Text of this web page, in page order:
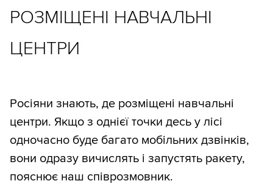
РОЗМІЩЕНІ НАВЧАЛЬНІ
ЦЕНТРИ
Росіяни знають, де розміщені навчальні
центри. Якщо з однієї точки десь у лісі
одночасно буде багато мобільних дзвінків,
вони одразу вичислять і запустять ракету,
пояснює наш співрозмовник.